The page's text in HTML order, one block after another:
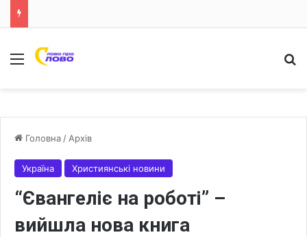
Меню
Головна / Архів
Україна Християнські новини
“Євангеліє на роботі” –
вийшла нова книга